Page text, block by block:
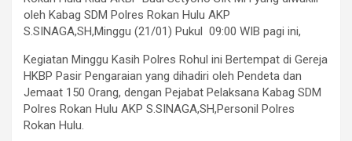
oleh Kabag SDM Polres Rokan Hulu AKP
S.SINAGA,SH,Minggu (21/01) Pukul 09:00 WIB pagi ini,
Kegiatan Minggu Kasih Polres Rohul ini Bertempat di Gereja
HKBP Pasir Pengaraian yang dihadiri oleh Pendeta dan
Jemaat 150 Orang, dengan Pejabat Pelaksana Kabag SDM
Polres Rokan Hulu AKP S.SINAGA,SH,Personil Polres
Rokan Hulu.